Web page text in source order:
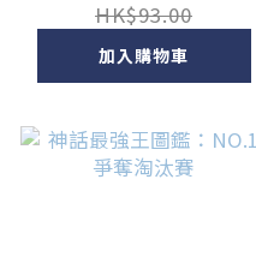
HK$93.00
加入購物車